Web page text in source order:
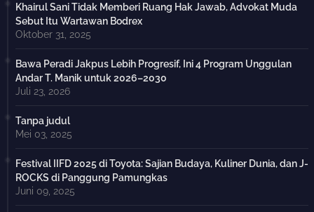
Khairul Sani Tidak Memberi Ruang Hak Jawab, Advokat Muda
Sebut Itu Wartawan Bodrex
Oktober 31, 2025
Bawa Peradi Jakpus Lebih Progresif, Ini 4 Program Unggulan
Andar T. Manik untuk 2026–2030
Juli 23, 2026
Tanpa judul
Mei 03, 2025
Festival IIFD 2025 di Toyota: Sajian Budaya, Kuliner Dunia, dan J-
ROCKS di Panggung Pamungkas
Juni 09, 2025